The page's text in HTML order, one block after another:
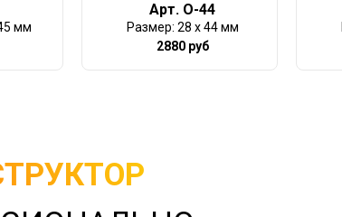
мм
Арт. O-44
Размер: 28 x 44 мм
2880 руб